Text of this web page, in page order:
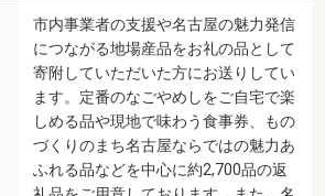
市内事業者の支援や名古屋の魅力発信
につながる地場産品をお礼の品として
寄附していただいた方にお送りしてい
ます。定番のなごやめしをご自宅で楽
しめる品や現地で味わう食事券、もの
づくりのまち名古屋ならではの魅力あ
ふれる品などを中心に約2,700品の返